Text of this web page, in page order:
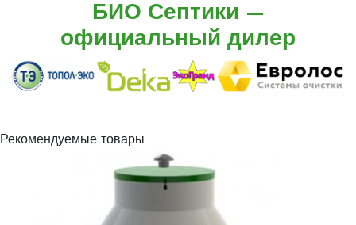
БИО Септики —
официальный дилер
Рекомендуемые товары